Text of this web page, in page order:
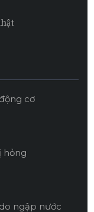
cơ
hỏng
ngập nước